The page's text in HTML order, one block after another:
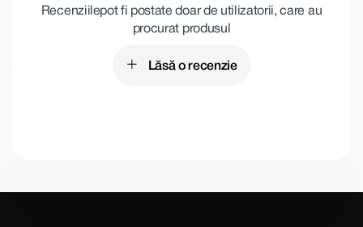
Recenziile pot fi postate doar de utilizatorii, care au
procurat produsul
Lăsă o recenzie